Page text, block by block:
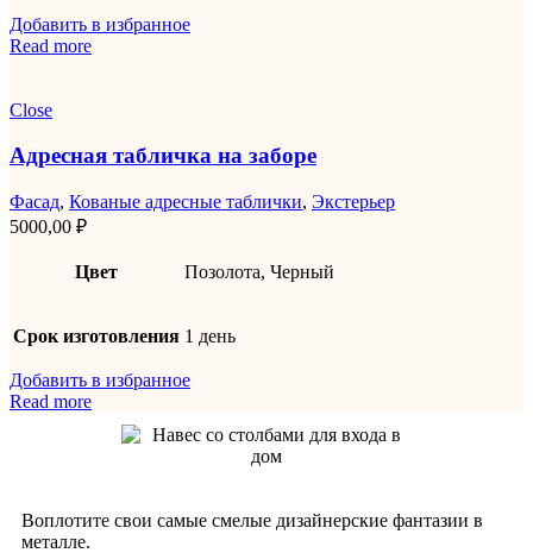
Добавить в избранное
Read more
Close
Адресная табличка на заборе
Фасад, Кованые адресные таблички, Экстерьер
5000,00 ₽
Цвет Позолота, Черный
Срок изготовления 1 день
Добавить в избранное
Read more
Воплотите свои самые смелые дизайнерские фантазии в
металле.